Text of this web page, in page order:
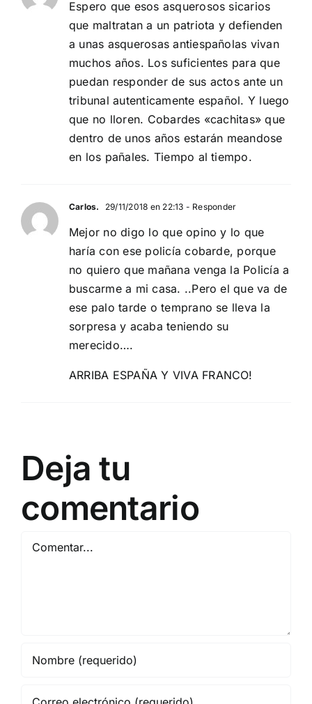
Espero que esos asquerosos sicarios
que maltratan a un patriota y defienden
a unas asquerosas antiespañolas vivan
muchos años. Los suficientes para que
puedan responder de sus actos ante un
tribunal autenticamente español. Y luego
que no lloren. Cobardes «cachitas» que
dentro de unos años estarán meandose
en los pañales. Tiempo al tiempo.
Carlos. 29/11/2018 en 22:13 - Responder
Mejor no digo lo que opino y lo que
haría con ese policía cobarde, porque
no quiero que mañana venga la Policía a
buscarme a mi casa. ..Pero el que va de
ese palo tarde o temprano se lleva la
sorpresa y acaba teniendo su
merecido….
ARRIBA ESPAÑA Y VIVA FRANCO!
Deja tu
comentario